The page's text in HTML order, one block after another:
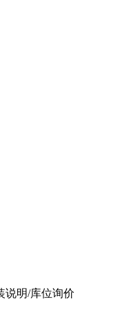
说明/库位询价